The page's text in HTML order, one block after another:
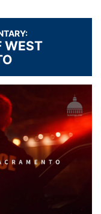
WEST